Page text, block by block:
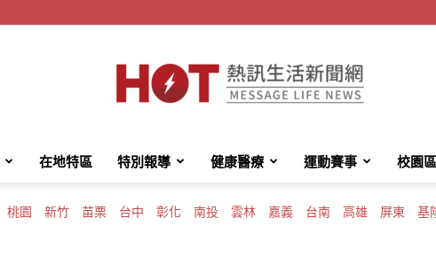
HotMessage
在地特區 特別報導 健康醫療 運動賽事 校園區
桃園 新竹 苗栗 台中 彰化 南投 雲林 嘉義 台南 高雄 屏東 基